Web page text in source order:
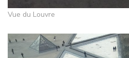
Vue du Louvre